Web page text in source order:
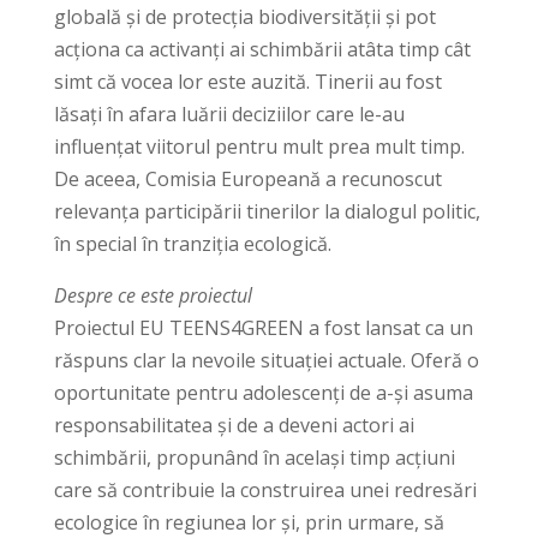
globală și de protecția biodiversității și pot
acționa ca activanți ai schimbării atâta timp cât
simt că vocea lor este auzită. Tinerii au fost
lăsați în afara luării deciziilor care le-au
influențat viitorul pentru mult prea mult timp.
De aceea, Comisia Europeană a recunoscut
relevanța participării tinerilor la dialogul politic,
în special în tranziția ecologică.
Despre ce este proiectul
Proiectul EU TEENS4GREEN a fost lansat ca un
răspuns clar la nevoile situației actuale. Oferă o
oportunitate pentru adolescenți de a-și asuma
responsabilitatea și de a deveni actori ai
schimbării, propunând în același timp acțiuni
care să contribuie la construirea unei redresări
ecologice în regiunea lor și, prin urmare, să